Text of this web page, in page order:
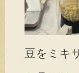
豆をミキ